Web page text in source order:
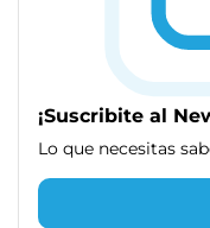
¡Suscribite al
Lo que necesitas